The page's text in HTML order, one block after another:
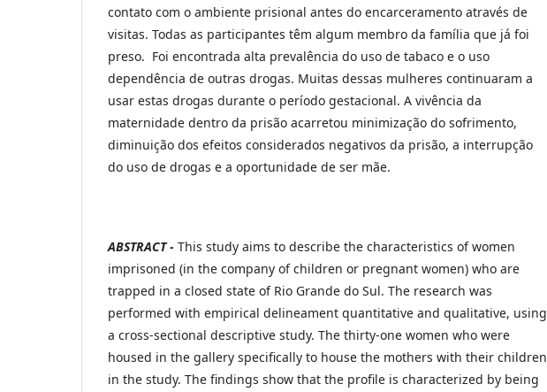
contato com o ambiente prisional antes do encarceramento através de
visitas. Todas as participantes têm algum membro da família que já foi
preso. Foi encontrada alta prevalência do uso de tabaco e o uso
dependência de outras drogas. Muitas dessas mulheres continuaram a
usar estas drogas durante o período gestacional. A vivência da
maternidade dentro da prisão acarretou minimização do sofrimento,
diminuição dos efeitos considerados negativos da prisão, a interrupção
do uso de drogas e a oportunidade de ser mãe.
ABSTRACT - This study aims to describe the characteristics of women
imprisoned (in the company of children or pregnant women) who are
trapped in a closed state of Rio Grande do Sul. The research was
performed with empirical delineament quantitative and qualitative, using
a cross-sectional descriptive study. The thirty-one women who were
housed in the gallery specifically to house the mothers with their children
in the study. The findings show that the profile is characterized by being